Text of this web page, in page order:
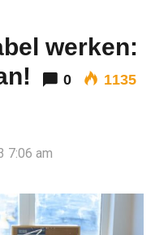
werken:
0 1135
7:06 am